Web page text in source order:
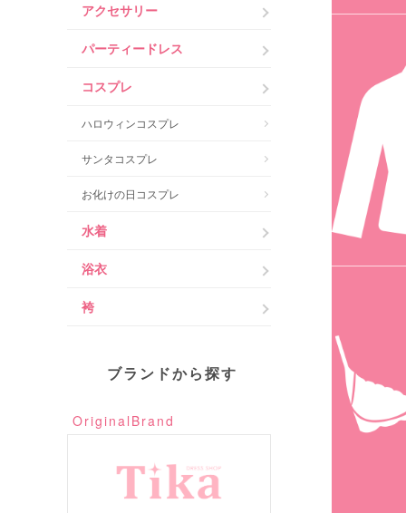
アクセサリー
パーティードレス
コスプレ
ハロウィンコスプレ
サンタコスプレ
お化けの日コスプレ
水着
浴衣
袴
ブランドから探す
OriginalBrand